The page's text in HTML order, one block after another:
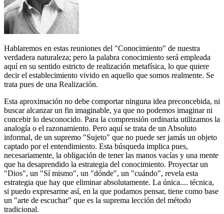
Hablaremos en estas reuniones del "Conocimiento" de nuestra
verdadera naturaleza; pero la palabra conocimiento será empleada
aquí en su sentido estricto de realización metafísica, lo que quiere
decir el establecimiento vivido en aquello que somos realmente. Se
trata pues de una Realización.
Esta aproximación no debe comportar ninguna idea preconcebida, ni
buscar alcanzar un fin imaginable, ya que no podemos imaginar ni
concebir lo desconocido. Para la comprensión ordinaria utilizamos la
analogía o el razonamiento. Pero aquí se trata de un Absoluto
informal, de un supremo "Sujeto" que no puede ser jamás un objeto
captado por el entendimiento. Esta búsqueda implica pues,
necesariamente, la obligación de tener las manos vacías y una mente
que ha desaprendido la estrategia del conocimiento. Proyectar un
"Dios", un "Sí mismo", un "dónde", un "cuándo", revela esta
estrategia que hay que eliminar absolutamente. La única.... técnica,
si puedo expresarme así, en la que podamos pensar, tiene como base
un "arte de escuchar" que es la suprema lección del método
tradicional.